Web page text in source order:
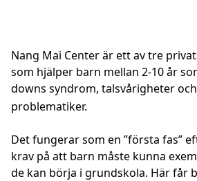
Nang Mai Center är ett av tre
som hjälper barn mellan 2-10 år
downs syndrom, talsvårigheter
problematiker.
Det fungerar som en ”första fas”
krav på att barn måste kunna
de kan börja i grundskola. Här får